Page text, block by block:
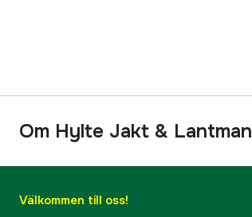
Om Hylte Jakt & Lantman
Välkommen till oss!